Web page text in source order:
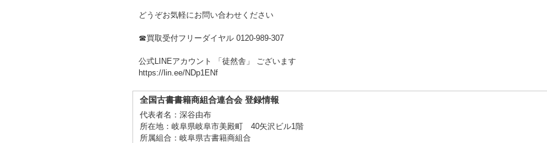
どうぞお気軽にお問い合わせください
☎買取受付フリーダイヤル 0120-989-307
公式LINEアカウント 「徒然舎」 ございます
https://lin.ee/NDp1ENf
全国古書書籍商組合連合会 登録情報
代表者名：深谷由布
所在地：岐阜県岐阜市美殿町 40矢沢ビル1階
所属組合：岐阜県古書籍商組合